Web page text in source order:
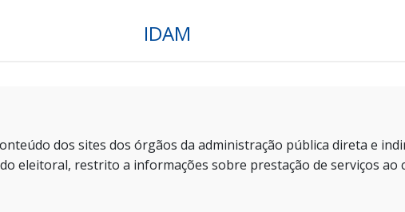
IDAM
dos sites dos órgãos da administração pública direta e
eleitoral, restrito a informações sobre prestação de serviços ao